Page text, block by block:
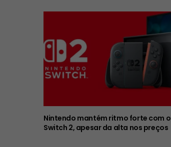
Nintendo mantém ritmo forte com o
Switch 2, apesar da alta nos preços